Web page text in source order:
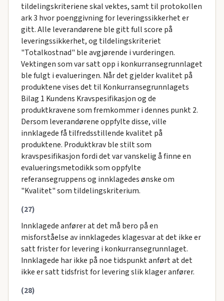
tildelingskriteriene skal vektes, samt til protokollen
ark 3 hvor poenggivning for leveringssikkerhet er
gitt. Alle leverandørene ble gitt full score på
leveringssikkerhet, og tildelingskriteriet
"Totalkostnad" ble avgjørende i vurderingen.
Vektingen som var satt opp i konkurransegrunnlaget
ble fulgt i evalueringen. Når det gjelder kvalitet på
produktene vises det til Konkurransegrunnlagets
Bilag 1 Kundens Kravspesifikasjon og de
produktkravene som fremkommer i dennes punkt 2.
Dersom leverandørene oppfylte disse, ville
innklagede få tilfredsstillende kvalitet på
produktene. Produktkrav ble stilt som
kravspesifikasjon fordi det var vanskelig å finne en
evalueringsmetodikk som oppfylte
referansegruppens og innklagedes ønske om
"Kvalitet" som tildelingskriterium.
(27)
Innklagede anfører at det må bero på en
misforståelse av innklagedes klagesvar at det ikke er
satt frister for levering i konkurransegrunnlaget.
Innklagede har ikke på noe tidspunkt anført at det
ikke er satt tidsfrist for levering slik klager anfører.
(28)